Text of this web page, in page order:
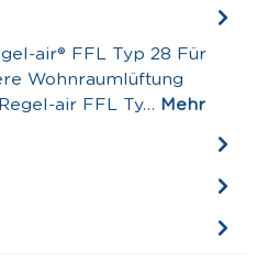
air® FFL Typ 28 Für
Wohnraumlüftung
air FFL Ty… Mehr